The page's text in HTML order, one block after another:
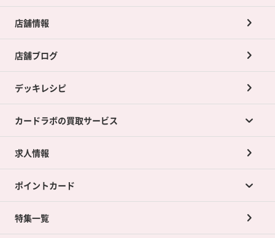
店舗情報
店舗ブログ
デッキレシピ
カードラボの買取サービス
カードラボの買取サービスTOP
店舗買取について
ネット買取について
求人情報
ポイントカード
ポイントカードTOP
特集一覧